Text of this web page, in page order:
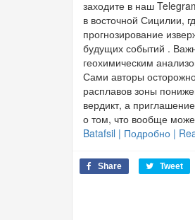
заходите в наш
в восточной Сицилии,
прогнозирование
будущих событий .
геохимическим
Сами авторы
расплавов зоны
вердикт, а
о том, что вообще
Batafsil | Подробно |
Share Tweet